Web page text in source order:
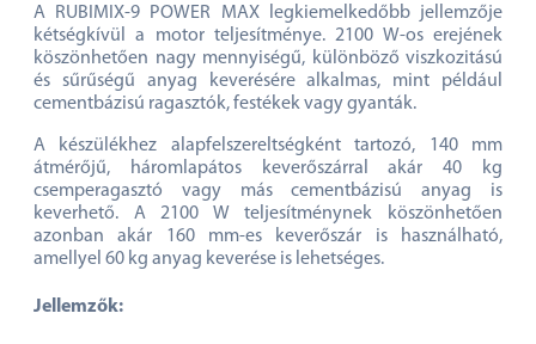
A RUBIMIX-9 POWER MAX legkiemelkedőbb jellemzője
kétségkívül a motor teljesítménye. 2100 W-os erejének
köszönhetően nagy mennyiségű, különböző viszkozitású
és sűrűségű anyag keverésére alkalmas, mint például
cementbázisú ragasztók, festékek vagy gyanták.
A készülékhez alapfelszereltségként tartozó, 140 mm
átmérőjű, háromlapátos keverőszárral akár 40 kg
csemperagasztó vagy más cementbázisú anyag is
keverhető. A 2100 W teljesítménynek köszönhetően
azonban akár 160 mm-es keverőszár is használható,
amellyel 60 kg anyag keverése is lehetséges.
Jellemzők: